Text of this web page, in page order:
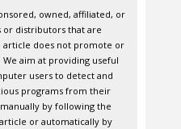
owned, affiliated, or
distributors that are
does not promote or
aim at providing useful
users to detect and
programs from their
by following the
or automatically by